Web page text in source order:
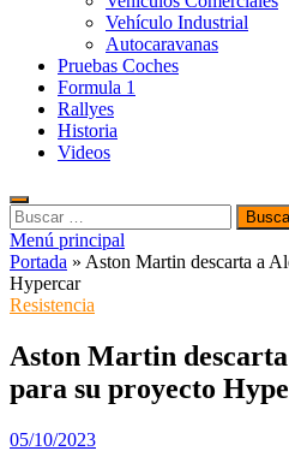
Vehículo Industrial
Autocaravanas
Pruebas Coches
Formula 1
Rallyes
Historia
Videos
Buscar:
Menú principal
Portada » Aston Martin descarta a
Hypercar
Resistencia
Aston Martin
para su proyecto
05/10/2023